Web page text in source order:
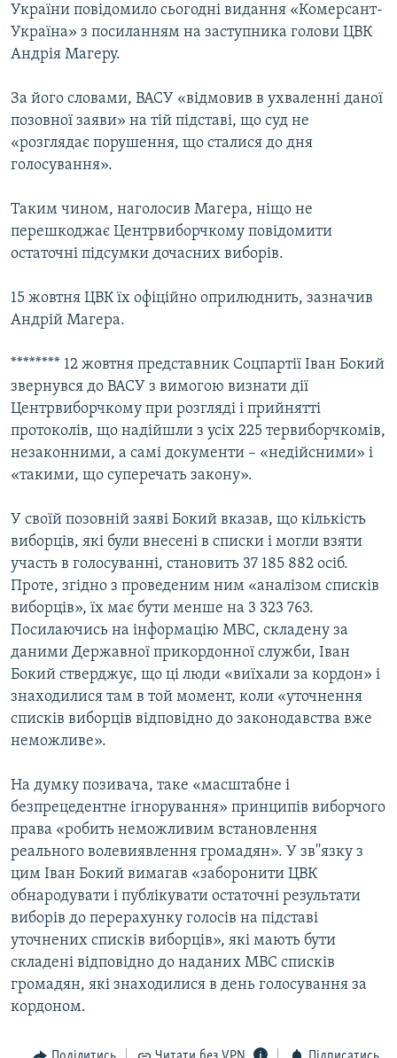
КРИМ РЕАЛІЇ
РУС
КТАТ
ДОЛУЧАЙСЯ!
України повідомило сьогодні видання «Комерсант-
Україна» з посиланням на заступника голови ЦВК
Андрія Магеру.
За його словами, ВАСУ «відмовив в ухваленні даної
позовної заяви» на тій підставі, що суд не
«розглядає порушення, що сталися до дня
голосування».
Таким чином, наголосив Магера, ніщо не
перешкоджає Центрвиборчкому повідомити
остаточні підсумки дочасних виборів.
15 жовтня ЦВК їх офіційно оприлюднить, зазначив
Андрій Магера.
******** 12 жовтня представник Соцпартії Іван Бокий
звернувся до ВАСУ з вимогою визнати дії
Центрвиборчкому при розгляді і прийнятті
протоколів, що надійшли з усіх 225 тервиборчкомів,
незаконними, а самі документи – «недійсними» і
«такими, що суперечать закону».
У своїй позовній заяві Бокий вказав, що кількість
виборців, які були внесені в списки і могли взяти
участь в голосуванні, становить 37 185 882 осіб.
Проте, згідно з проведеним ним «аналізом списків
виборців», їх має бути менше на 3 323 763.
Посилаючись на інформацію МВС, складену за
даними Державної прикордонної служби, Іван
Бокий стверджує, що ці люди «виїхали за кордон» і
знаходилися там в той момент, коли «уточнення
списків виборців відповідно до законодавства вже
неможливе».
На думку позивача, таке «масштабне і
безпрецедентне ігнорування» принципів виборчого
права «робить неможливим встановлення
реального волевиявлення громадян». У зв''язку з
цим Іван Бокий вимагав «заборонити ЦВК
обнародувати і публікувати остаточні результати
виборів до перерахунку голосів на підставі
уточнених списків виборців», які мають бути
складені відповідно до наданих МВС списків
громадян, які знаходилися в день голосування за
кордоном.